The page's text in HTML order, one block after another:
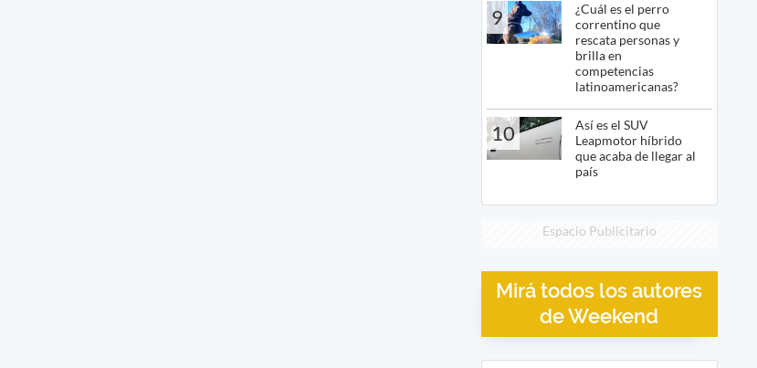
9
¿Cuál es el perro
correntino que
rescata personas y
brilla en
competencias
latinoamericanas?
10
Así es el SUV
Leapmotor híbrido
que acaba de llegar al
país
Espacio Publicitario
Mirá todos los autores
de Weekend